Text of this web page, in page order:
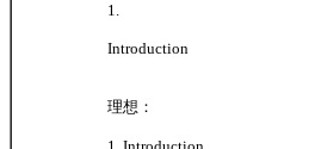
1.
Introduction
理想：